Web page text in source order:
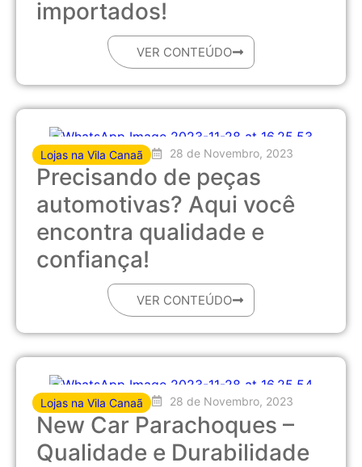
importados!
VER CONTEÚDO
Lojas na Vila Canaã 28 de Novembro, 2023
Precisando de peças
automotivas? Aqui você
encontra qualidade e
confiança!
VER CONTEÚDO
Lojas na Vila Canaã 28 de Novembro, 2023
New Car Parachoques –
Qualidade e Durabilidade